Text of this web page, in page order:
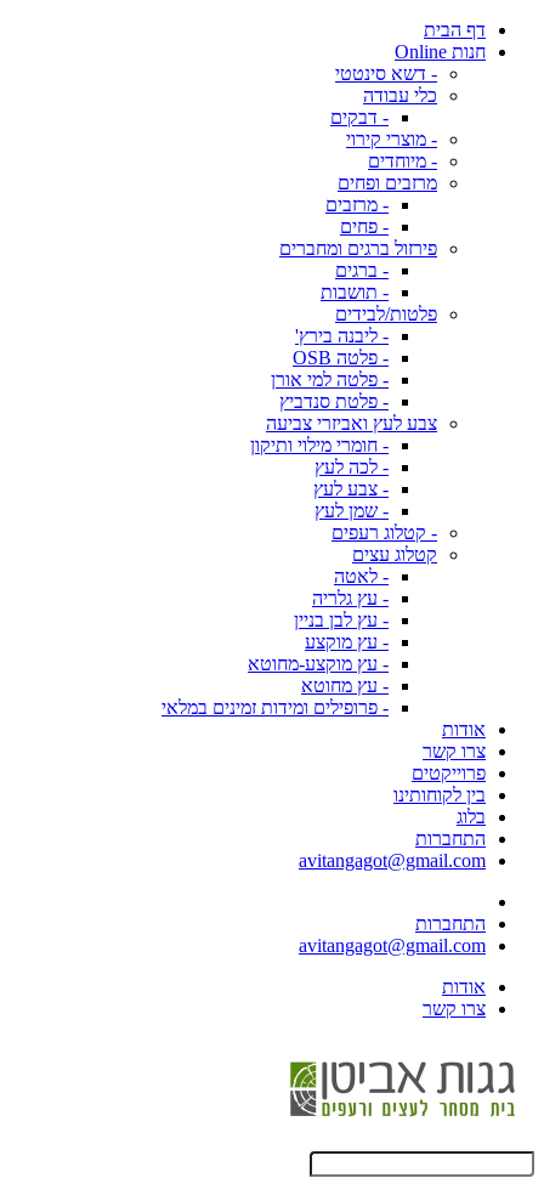
דף הבית
חנות Online
- דשא סינטטי
כלי עבודה
- דבקים
- מוצרי קירוי
- מיוחדים
מרזבים ופחים
- מרזבים
- פחים
פירזול ברגים ומחברים
- ברגים
- תושבות
פלטות/לבידים
- ליבנה בירץ'
- פלטה OSB
- פלטה למי אורן
- פלטת סנדביץ
צבע לעץ ואביזרי צביעה
- חומרי מילוי ותיקון
- לכה לעץ
- צבע לעץ
- שמן לעץ
- קטלוג רעפים
קטלוג עצים
- לאטה
- עץ גלריה
- עץ לבן בניין
- עץ מוקצע
- עץ מוקצע-מחוטא
- עץ מחוטא
- פרופילים ומידות זמינים במלאי
אודות
צרו קשר
פרוייקטים
בין לקוחותינו
בלוג
התחברות
avitangagot@gmail.com
התחברות
avitangagot@gmail.com
אודות
צרו קשר